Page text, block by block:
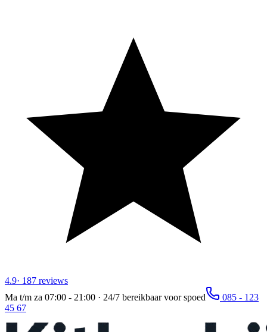
4.9· 187 reviews
Ma t/m za 07:00 - 21:00 · 24/7 bereikbaar voor spoed
085 - 123
45 67